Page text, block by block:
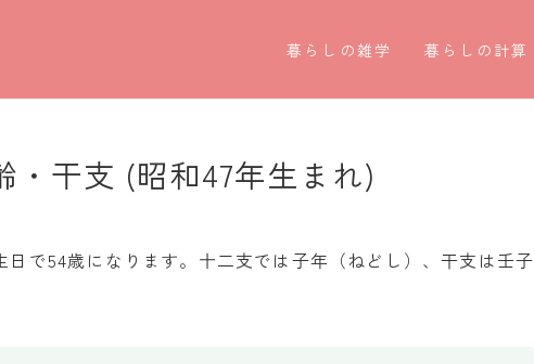
暮らしの雑学
暮らしの豆知識
子育て豆知識
暮らしの計算
割引計算
・干支 (昭和47年生まれ)
日で54歳になります。十二支では子年（ねどし）、干支は壬子